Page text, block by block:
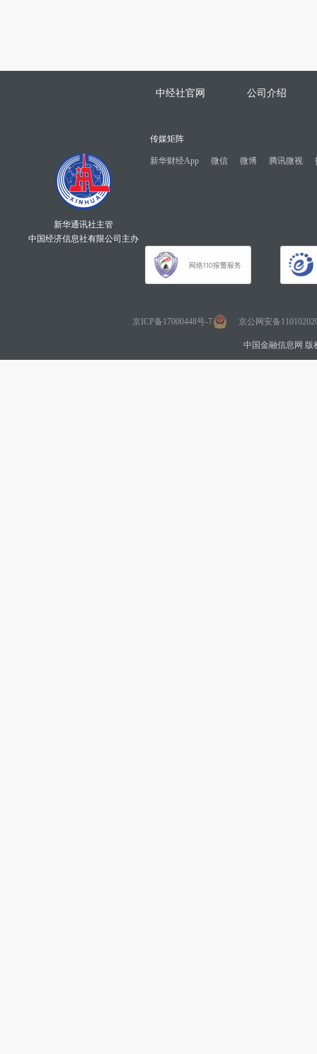
中经社官网 公司介绍
新华通讯社主管
中国经济信息社有限公司主办
传媒矩阵
新华财经App 微信 微博 腾讯微视
京ICP备17000448号-7 京公网安备
中国金融信息网 版